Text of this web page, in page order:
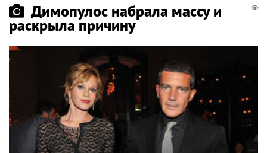
Димопулос набрала массу и
раскрыла причину